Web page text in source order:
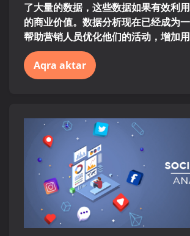
了大量的数据，这些数据如果有效利
的商业价值。数据分析现在已经成为
帮助营销人员优化他们的活动，增加
Aqra aktar